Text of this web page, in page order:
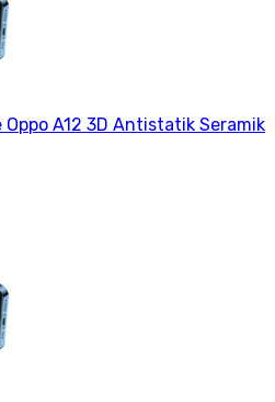
A12 3D Antistatik Seramik